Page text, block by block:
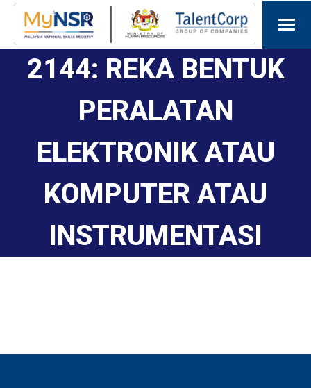
2144: REKA BENTUK
PERALATAN
ELEKTRONIK ATAU
KOMPUTER ATAU
INSTRUMENTASI